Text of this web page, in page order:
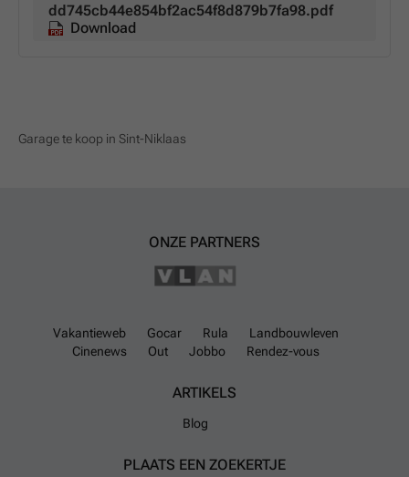
dd745cb44e854bf2ac54f8d879b7fa98.pdf
Download
Garage te koop in Sint-Niklaas
ONZE PARTNERS
Vakantieweb Gocar Rula
Landbouwleven
Cinenews
Out Jobbo Rendez-vous
ARTIKELS
Blog
PLAATS EEN ZOEKERTJE